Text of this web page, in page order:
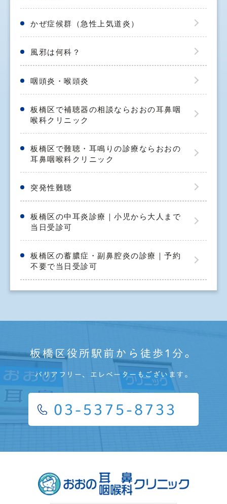
かぜ症候群（急性上気道炎）
風邪は何科？
咽頭炎・喉頭炎
板橋区で補聴器の相談ならおおの耳鼻咽
喉科クリニック
板橋区で難聴・耳鳴りの診療ならおおの
耳鼻咽喉科クリニック
突発性難聴
板橋区の中耳炎診療｜小児から大人まで
当日受診可
板橋区の蓄膿症・副鼻腔炎の診療｜予約
不要で当日受診可
板橋区役所駅前から徒歩1分。
バリアフリー、エレベーターもございます。
03-5375-8733